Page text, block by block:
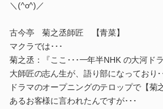
＼(^o^)／
古今亭 菊之丞師匠 【青菜】
マクラでは･･･
菊之丞：『ここ･･･一年半NHK の大河ド
大師匠の志ん生が、語り部になっており･
ドラマのオープニングのテロップで【菊
あるお客様に言われたんですが･･･